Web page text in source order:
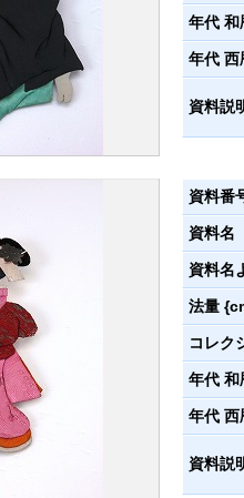
年代 和
年代 西
資料説
資料番
資料名
資料名
法量
コレク
年代 和
年代 西
資料説